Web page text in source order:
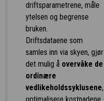
driftsparametrene, måle
ytelsen og begrense
bruken.
Driftsdataene som
samles inn via skyen, gjør
det mulig å overvåke de
ordinære
vedlikeholdssyklusene,